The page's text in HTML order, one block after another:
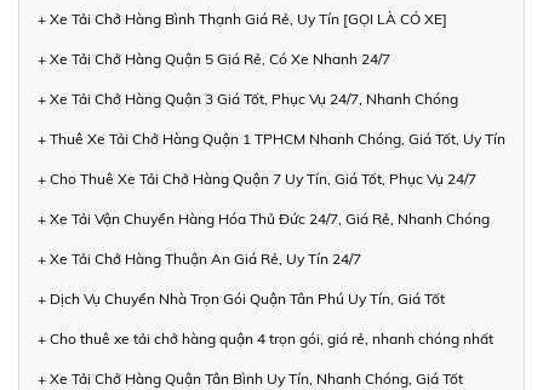
+ Xe Tải Chở Hàng Bình Thạnh Giá Rẻ, Uy Tín [GỌI LÀ CÓ XE]
+ Xe Tải Chở Hàng Quận 5 Giá Rẻ, Có Xe Nhanh 24/7
+ Xe Tải Chở Hàng Quận 3 Giá Tốt, Phục Vụ 24/7, Nhanh Chóng
+ Thuê Xe Tải Chở Hàng Quận 1 TPHCM Nhanh Chóng, Giá Tốt, Uy Tín
+ Cho Thuê Xe Tải Chở Hàng Quận 7 Uy Tín, Giá Tốt, Phục Vụ 24/7
+ Xe Tải Vận Chuyển Hàng Hóa Thủ Đức 24/7, Giá Rẻ, Nhanh Chóng
+ Xe Tải Chở Hàng Thuận An Giá Rẻ, Uy Tín 24/7
+ Dịch Vụ Chuyển Nhà Trọn Gói Quận Tân Phú Uy Tín, Giá Tốt
+ Cho thuê xe tải chở hàng quận 4 trọn gói, giá rẻ, nhanh chóng nhất
+ Xe Tải Chở Hàng Quận Tân Bình Uy Tín, Nhanh Chóng, Giá Tốt